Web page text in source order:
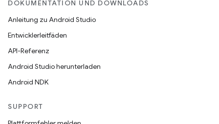
DOKUMENTATION UND DOWNLOADS
Anleitung zu Android Studio
Entwicklerleitfäden
API-Referenz
Android Studio herunterladen
Android NDK
SUPPORT